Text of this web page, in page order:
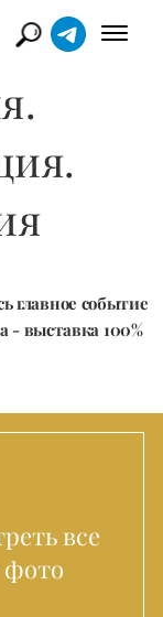
главное событие
- выставка 100%
все
фото